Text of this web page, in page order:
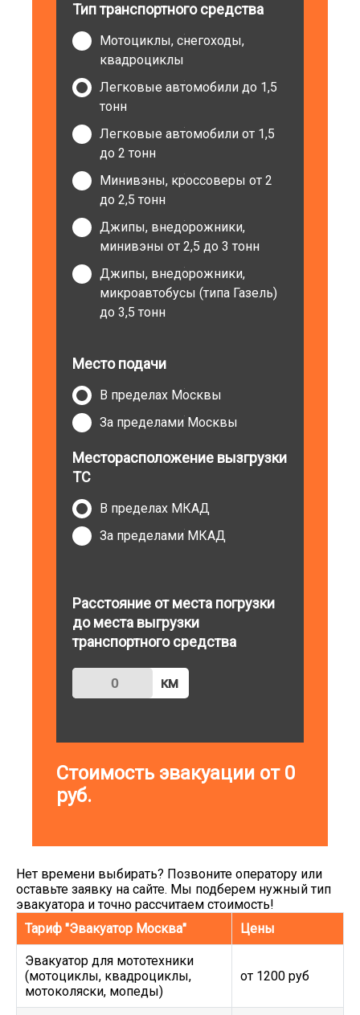
Тип транспортного средства
Мотоциклы, снегоходы,
квадроциклы
Легковые автомобили до 1,5
тонн
Легковые автомобили от 1,5
до 2 тонн
Минивэны, кроссоверы от 2
до 2,5 тонн
Джипы, внедорожники,
минивэны от 2,5 до 3 тонн
Джипы, внедорожники,
микроавтобусы (типа Газель)
до 3,5 тонн
Место подачи
В пределах Москвы
За пределами Москвы
Месторасположение вызгрузки
ТС
В пределах МКАД
За пределами МКАД
Расстояние от места погрузки
до места выгрузки
транспортного средства
км
Стоимость эвакуации от 0
руб.
Нет времени выбирать? Позвоните оператору или
оставьте заявку на сайте. Мы подберем нужный тип
эвакуатора и точно рассчитаем стоимость!
Тариф "Эвакуатор Москва"
Цены
Эвакуатор для мототехники
(мотоциклы, квадроциклы,
мотоколяски, мопеды)
от 1200 руб